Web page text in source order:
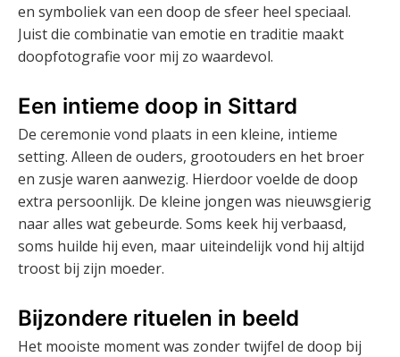
en symboliek van een doop de sfeer heel speciaal.
Juist die combinatie van emotie en traditie maakt
doopfotografie voor mij zo waardevol.
Een intieme doop in Sittard
De ceremonie vond plaats in een kleine, intieme
setting. Alleen de ouders, grootouders en het broer
en zusje waren aanwezig. Hierdoor voelde de doop
extra persoonlijk. De kleine jongen was nieuwsgierig
naar alles wat gebeurde. Soms keek hij verbaasd,
soms huilde hij even, maar uiteindelijk vond hij altijd
troost bij zijn moeder.
Bijzondere rituelen in beeld
Het mooiste moment was zonder twijfel de doop bij